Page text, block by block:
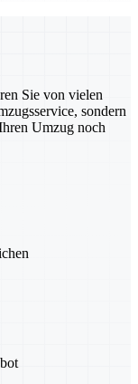
Sie von vielen
sondern
Umzug noch